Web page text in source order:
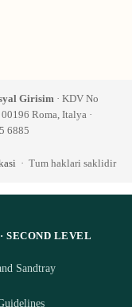
Girisim · KDV No
Roma, Italya ·
6885
· Tum haklari saklidir
SECOND LEVEL
Sandtray